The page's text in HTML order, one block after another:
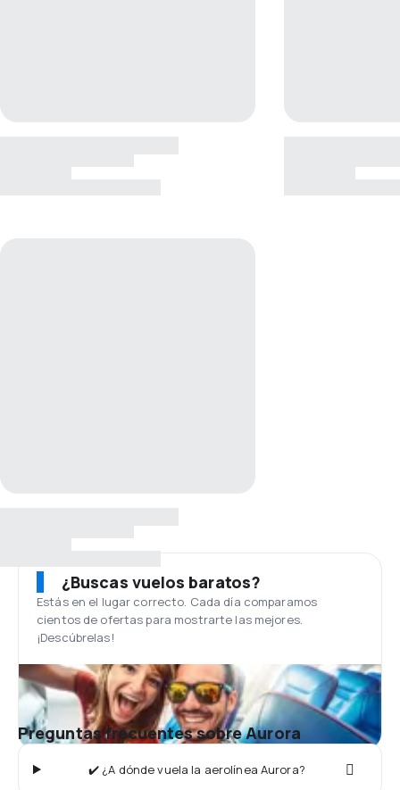
¿Buscas vuelos baratos?
Estás en el lugar correcto. Cada día comparamos
cientos de ofertas para mostrarte las mejores.
¡Descúbrelas!
Preguntas frecuentes sobre Aurora
✔️ ¿A dónde vuela la aerolínea Aurora?